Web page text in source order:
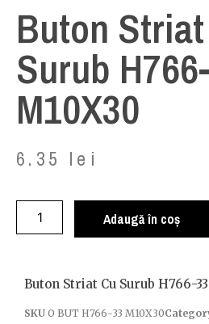
Buton
Surub
M10X30
6.35 lei
Adaugă în coș
Buton Striat Cu Surub H766-
SKU O BUT H766-33 M10X30